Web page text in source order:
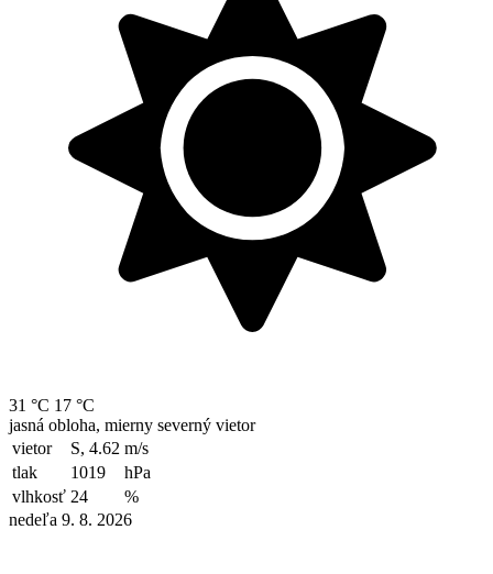
31 °C 17 °C
jasná obloha, mierny severný vietor
vietor
S, 4.62 m/s
tlak
1019
hPa
vlhkosť 24
%
nedeľa 9. 8. 2026